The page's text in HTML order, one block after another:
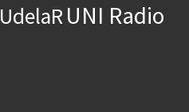
UdelaRUNI Radio